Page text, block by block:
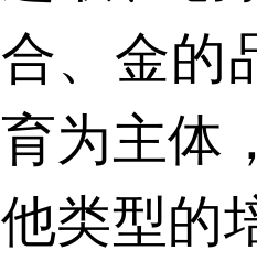
合、金的
育为主体
他类型的